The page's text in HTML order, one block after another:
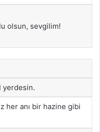
olsun, sevgilim!
yerdesin.
her anı bir hazine gibi